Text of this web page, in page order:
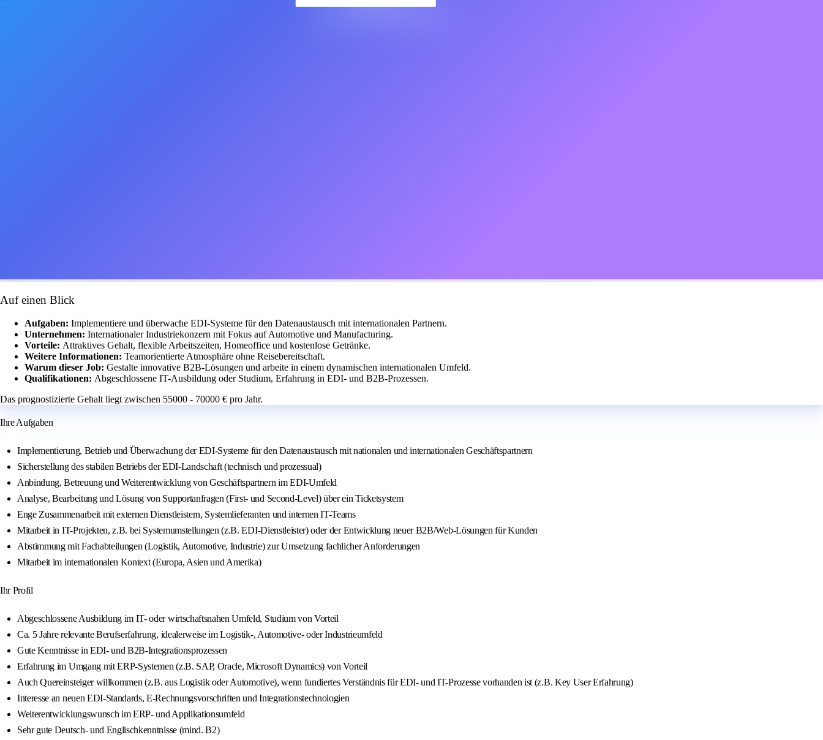
Auf einen Blick
Aufgaben: Implementiere und überwache EDI-Systeme für den Datenaustausch mit internationalen Partnern.
Unternehmen: Internationaler Industriekonzern mit Fokus auf Automotive und Manufacturing.
Vorteile: Attraktives Gehalt, flexible Arbeitszeiten, Homeoffice und kostenlose Getränke.
Weitere Informationen: Teamorientierte Atmosphäre ohne Reisebereitschaft.
Warum dieser Job: Gestalte innovative B2B-Lösungen und arbeite in einem dynamischen internationalen Umfeld.
Qualifikationen: Abgeschlossene IT-Ausbildung oder Studium, Erfahrung in EDI- und B2B-Prozessen.
Das prognostizierte Gehalt liegt zwischen 55000 - 70000 € pro Jahr.
Ihre Aufgaben
Implementierung, Betrieb und Überwachung der EDI-Systeme für den Datenaustausch mit nationalen und internationalen Geschäftspartnern
Sicherstellung des stabilen Betriebs der EDI-Landschaft (technisch und prozessual)
Anbindung, Betreuung und Weiterentwicklung von Geschäftspartnern im EDI-Umfeld
Analyse, Bearbeitung und Lösung von Supportanfragen (First- und Second-Level) über ein Ticketsystem
Enge Zusammenarbeit mit externen Dienstleistern, Systemlieferanten und internen IT-Teams
Mitarbeit in IT-Projekten, z.B. bei Systemumstellungen (z.B. EDI-Dienstleister) oder der Entwicklung neuer B2B/Web-Lösungen für Kunden
Abstimmung mit Fachabteilungen (Logistik, Automotive, Industrie) zur Umsetzung fachlicher Anforderungen
Mitarbeit im internationalen Kontext (Europa, Asien und Amerika)
Ihr Profil
Abgeschlossene Ausbildung im IT- oder wirtschaftsnahen Umfeld, Studium von Vorteil
Ca. 5 Jahre relevante Berufserfahrung, idealerweise im Logistik-, Automotive- oder Industrieumfeld
Gute Kenntnisse in EDI- und B2B-Integrationsprozessen
Erfahrung im Umgang mit ERP-Systemen (z.B. SAP, Oracle, Microsoft Dynamics) von Vorteil
Auch Quereinsteiger willkommen (z.B. aus Logistik oder Automotive), wenn fundiertes Verständnis für EDI- und IT-Prozesse vorhanden ist (z.B. Key User Erfahrung)
Interesse an neuen EDI-Standards, E‑Rechnungsvorschriften und Integrationstechnologien
Weiterentwicklungswunsch im ERP- und Applikationsumfeld
Sehr gute Deutsch- und Englischkenntnisse (mind. B2)